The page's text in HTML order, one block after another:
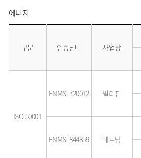
에너지
구분 인증넘버 사업장
ISO 50001
ENMS_720012 필리핀
ENMS_844859 베트남